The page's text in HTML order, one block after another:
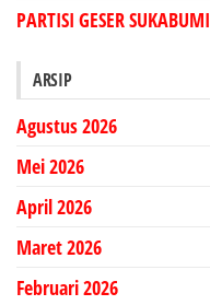
PARTISI GESER SUKABUMI
ARSIP
Agustus 2026
Mei 2026
April 2026
Maret 2026
Februari 2026